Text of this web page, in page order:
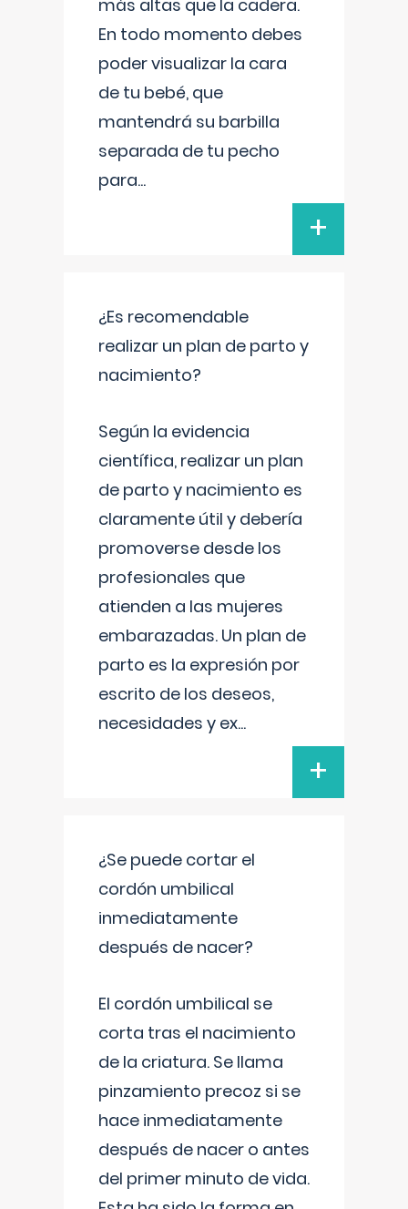
más altas que la cadera.
En todo momento debes
poder visualizar la cara
de tu bebé, que
mantendrá su barbilla
separada de tu pecho
para...
+
¿Es recomendable
realizar un plan de parto y
nacimiento?
Según la evidencia
científica, realizar un plan
de parto y nacimiento es
claramente útil y debería
promoverse desde los
profesionales que
atienden a las mujeres
embarazadas. Un plan de
parto es la expresión por
escrito de los deseos,
necesidades y ex...
+
¿Se puede cortar el
cordón umbilical
inmediatamente
después de nacer?
El cordón umbilical se
corta tras el nacimiento
de la criatura. Se llama
pinzamiento precoz si se
hace inmediatamente
después de nacer o antes
del primer minuto de vida.